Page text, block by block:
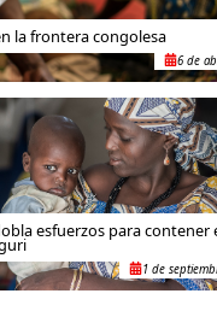
la frontera congolesa
6 de
esfuerzos para contener
1 de